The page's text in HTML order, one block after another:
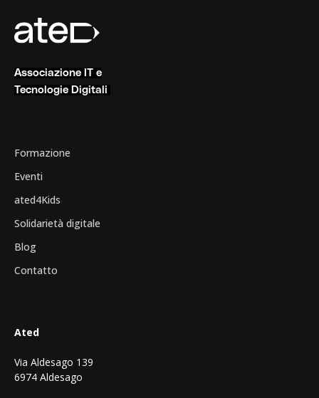
Associazione IT e
Tecnologie Digitali
Formazione
Eventi
ated4Kids
Solidarietà digitale
Blog
Contatto
Ated
Via Aldesago 139
6974 Aldesago